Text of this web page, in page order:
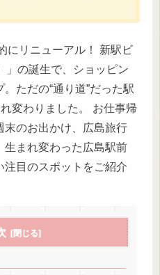
にリニューアル！ 新駅ビ
」の誕生で、ショッピン
ただの“通り道”だった駅
変わりました。 お仕事帰
末のお出かけ、広島旅行
生まれ変わった広島駅前
注目のスポットをご紹介